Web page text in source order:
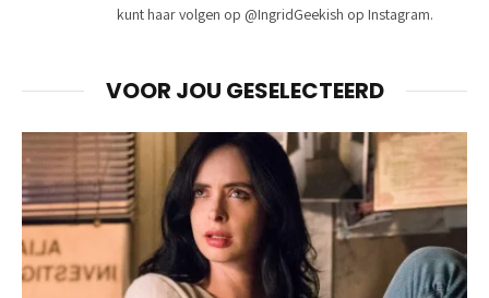
kunt haar volgen op @IngridGeekish op Instagram.
VOOR JOU GESELECTEERD